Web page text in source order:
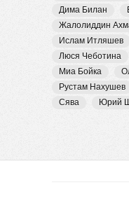
Дима Билан
Жалолиддин
Ислам Итляшев
Люся Чеботина
Миа Бойка
Рустам Нахушев
Сява
Юрий